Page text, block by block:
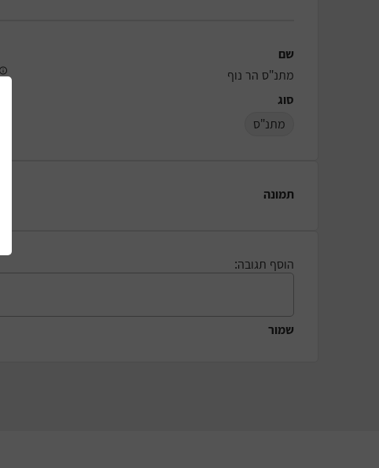
שם
מתנ"ס הר נוף
סוג
מתנ"ס
תמונה
הוסף תגובה:
שמור